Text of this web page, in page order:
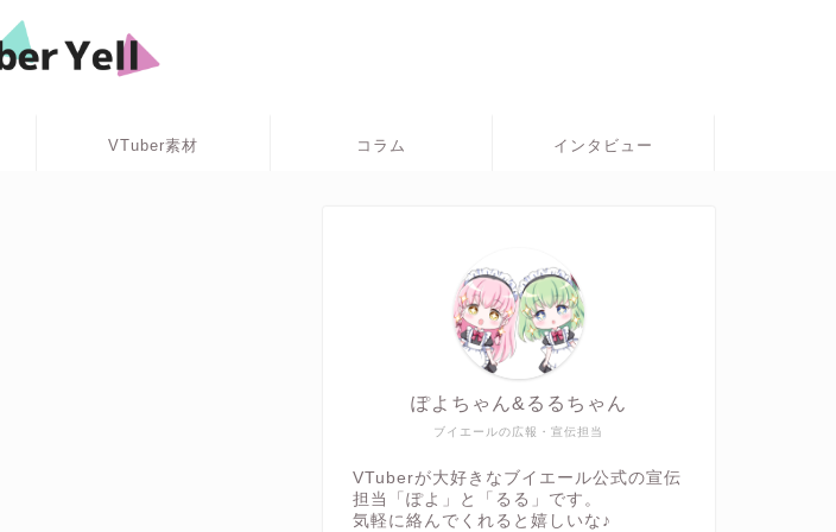
VTuber素材 コラム インタビュー
ブイエールの広報・宣伝担当
ぽよちゃん&るるちゃん
VTuberが大好きなブイエール公式の宣伝
担当「ぽよ」と「るる」です。
気軽に絡んでくれると嬉しいな♪